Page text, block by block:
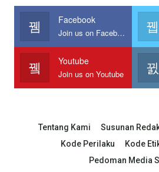
Facebook
Join us on Facebook
Youtube
Join us on Youtube
Tentang Kami Susunan
Kode Perilaku
Kode
Pedoman Media